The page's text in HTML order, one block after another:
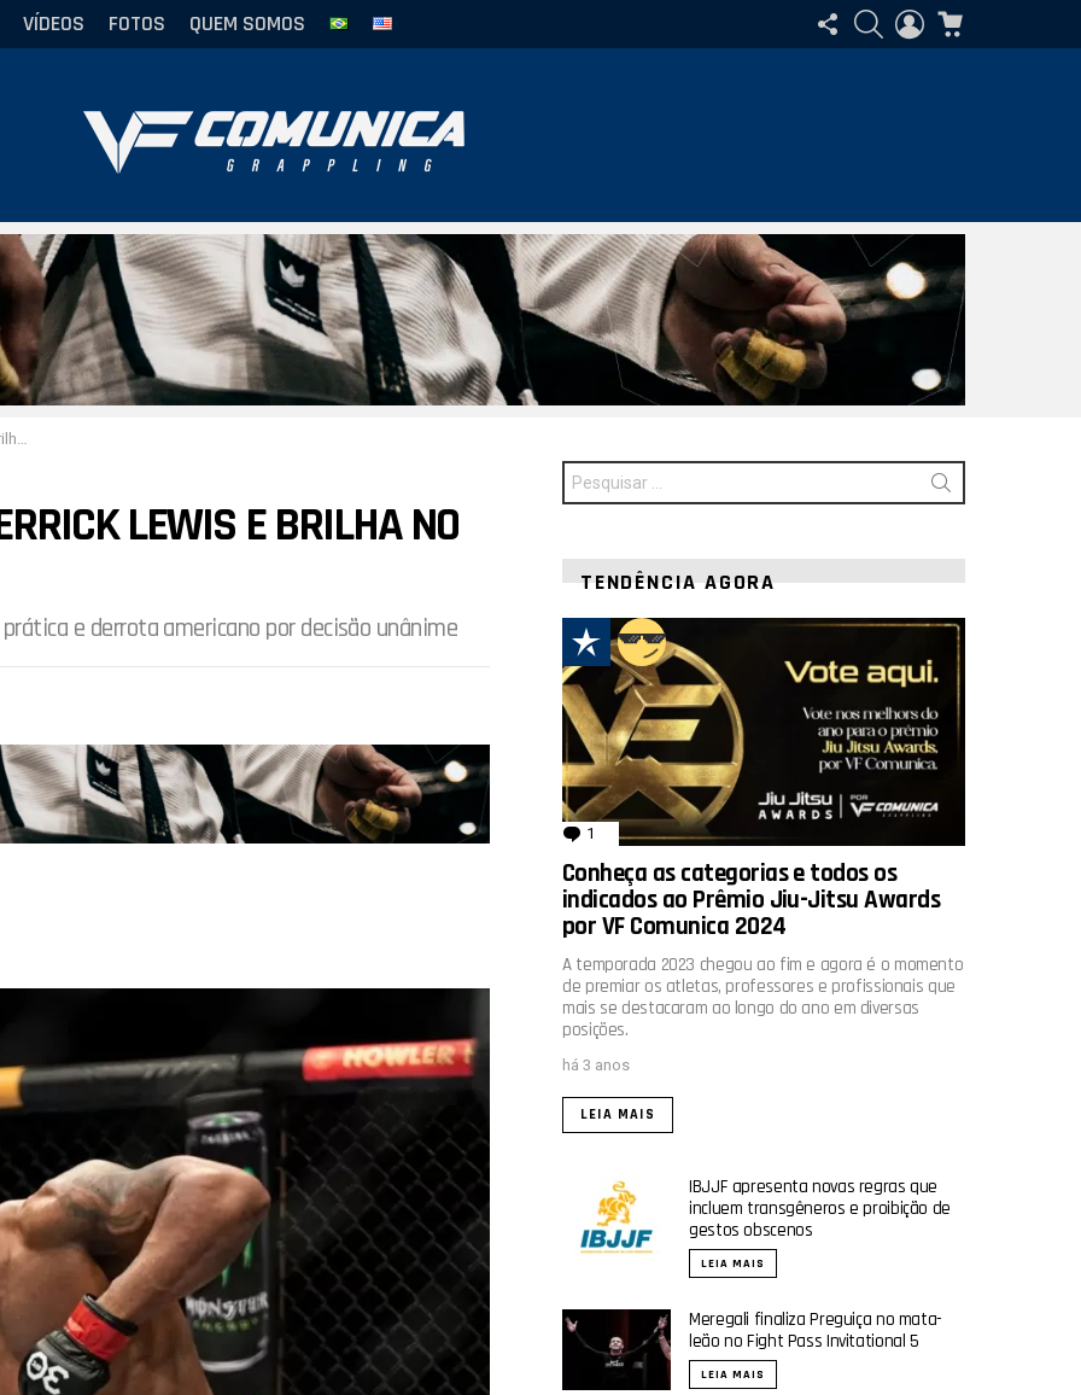
VÍDEOS FOTOS QUEM SOMOS
SIGA-
NOS
PESQUISAR
ENTRAR
LEWIS E BRILHA NO
e derrota americano por decisão unânime
Procurar
por:
TENDÊNCIA AGORA
1 comentário
Conheça as categorias e todos os
indicados ao Prêmio Jiu-Jitsu Awards
por VF Comunica 2024
A temporada 2023 chegou ao fim e agora é o momento
de premiar os atletas, professores e profissionais que
mais se destacaram ao longo do ano em diversas
posições.
há 3 anos
LEIA MAIS
IBJJF apresenta novas regras que
incluem transgêneros e proibição de
gestos obscenos
LEIA MAIS
Meregali finaliza Preguiça no mata-
leão no Fight Pass Invitational 5
LEIA MAIS